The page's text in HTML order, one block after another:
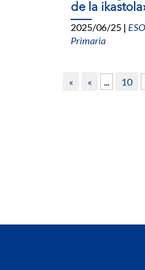
de la
2025/06/25 | ESO
Primaria
« « 10